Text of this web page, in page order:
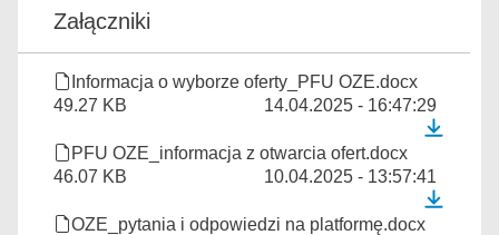
Załączniki
Informacja o wyborze oferty_PFU OZE.docx
49.27 KB
14.04.2025 - 16:47:29
PFU OZE_informacja z otwarcia ofert.docx
46.07 KB
10.04.2025 - 13:57:41
OZE_pytania i odpowiedzi na platformę.docx